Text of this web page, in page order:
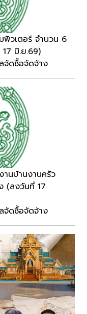
พิวเตอร์ จำนวน 6
17 มิ.ย.69)
ดซื้อจัดจ้าง
านบ้านงานครัว
(ลงวันที่ 17
ดซื้อจัดจ้าง